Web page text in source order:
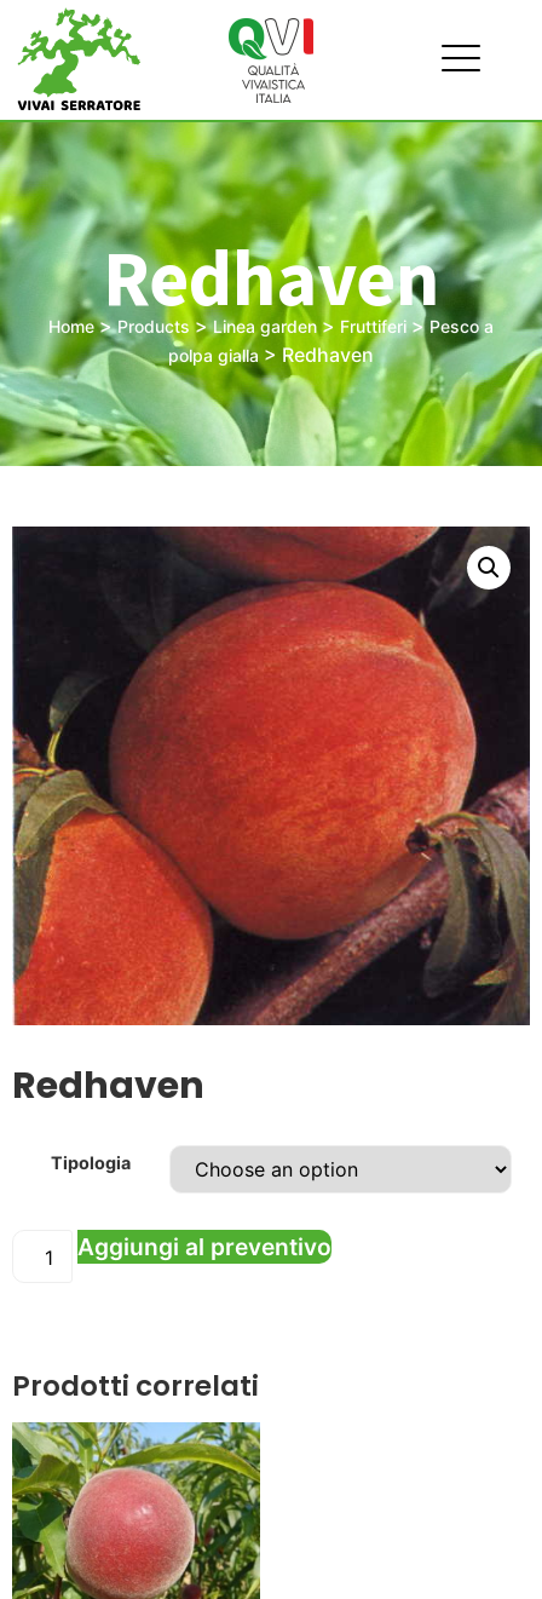
Redhaven
Home>Products>Linea garden > Fruttiferi> Pesco a
polpa gialla > Redhaven
Redhaven
Tipologia
Aggiungi al preventivo
Prodotti correlati